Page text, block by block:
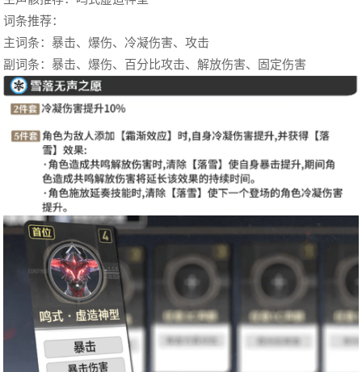
词条推荐：
主词条：暴击、爆伤、冷凝伤害、攻击
副词条：暴击、爆伤、百分比攻击、解放伤害、固定伤害